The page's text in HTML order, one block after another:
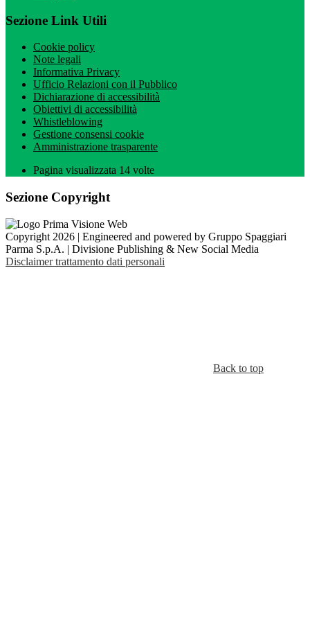
Sezione Link Utili
Cookie policy
Note legali
Informativa Privacy
Ufficio Relazioni con il Pubblico
Dichiarazione di accessibilità
Obiettivi di accessibilità
Whistleblowing
Gestione consensi cookie
Amministrazione trasparente
Pagina visualizzata 14 volte
Sezione Copyright
Copyright 2026 | Engineered and powered by Gruppo Spaggiari
Parma S.p.A. | Divisione Publishing & New Social Media
Disclaimer trattamento dati personali
Back to top